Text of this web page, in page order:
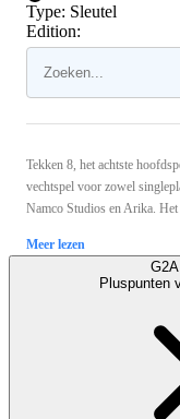
Type: Sleutel
Edition:
Tekken 8, het achtste
vechtspel voor zowel
Namco Studios en Arika.
Meer lezen
Pluspunten